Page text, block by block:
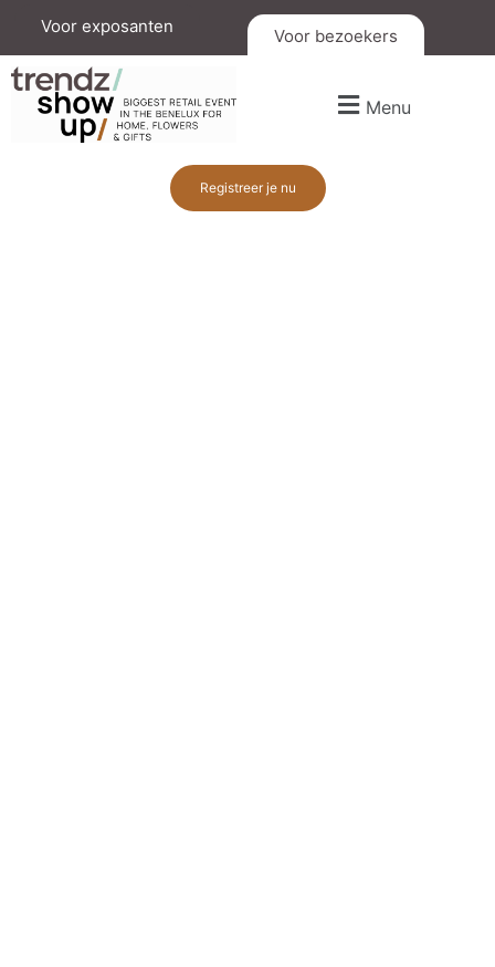
Voor exposanten Voor bezoekers
Menu
Registreer je nu